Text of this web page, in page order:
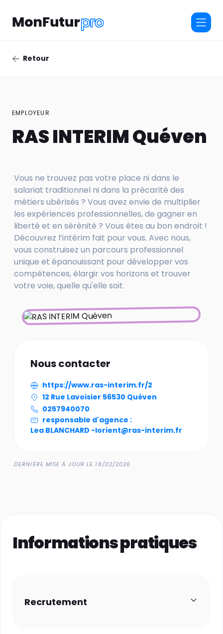
Retour
EMPLOYEUR
RAS INTERIM Quéven
Vous ne trouvez pas votre place ni dans le
salariat traditionnel ni dans la précarité des
métiers ubérisés ? Vous avez envie de multiplier
les expériences professionnelles, de gagner en
liberté et en sérénité ? Vous êtes au bon endroit !
Découvrez l’intérim fait pour vous. Avec nous,
vous construisez un parcours professionnel
unique et épanouissant pour développer vos
compétences, élargir vos horizons et trouver
votre voie, quelle qu'elle soit.
Nous contacter
https://www.ras-interim.fr/2
12 Rue Lavoisier 56530 Quéven
0257940070
responsable d'agence :
Lea BLANCHARD -lorient@ras-interim.fr
DERNIÈRE MISE À JOUR LE 18/02/2026
Informations pratiques
Recrutement